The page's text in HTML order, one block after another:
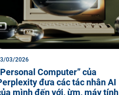
03/2026
Computer” của
đưa các tác nhân AI
mình đến với, ừm, máy tính